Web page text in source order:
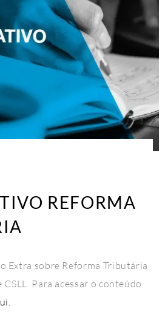
REFORMA
Extra sobre Reforma Tributária
Para acessar o conteúdo